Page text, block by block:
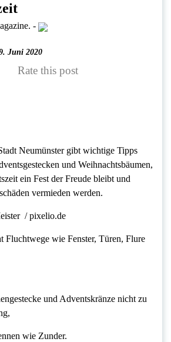
-
Juni 2020
Rate this post
Neumünster gibt wichtige Tipps
und Weihnachtsbäumen,
ein Fest der Freude bleibt und
vermieden werden.
/ pixelio.de
Fluchtwege wie Fenster, Türen, Flure
und Adventskränze nicht zu
wie Zunder.